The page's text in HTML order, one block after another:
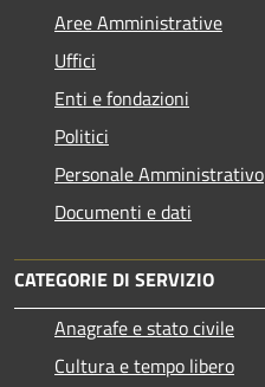
Aree Amministrative
Uffici
Enti e fondazioni
Politici
Personale Amministrativo
Documenti e dati
CATEGORIE DI SERVIZIO
Anagrafe e stato civile
Cultura e tempo libero